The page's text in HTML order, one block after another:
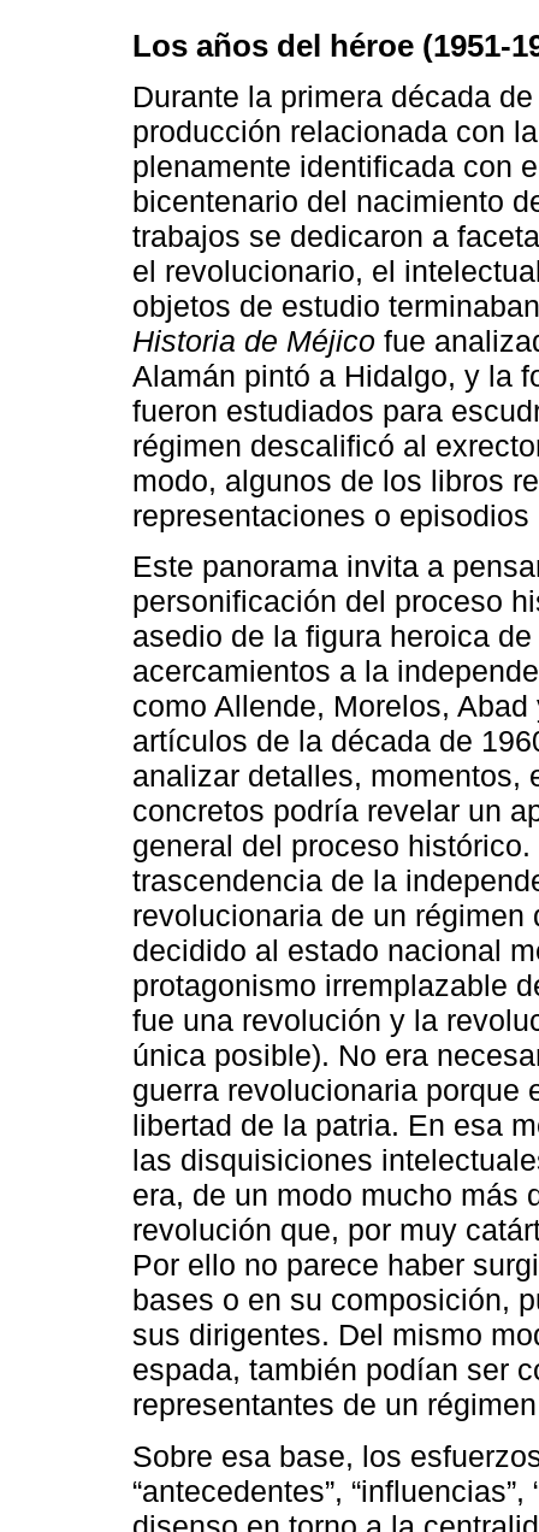
Los años del héroe (1951-
Durante la primera década
producción relacionada con
plenamente identificada con
bicentenario del nacimiento
trabajos se dedicaron a
el revolucionario, el
objetos de estudio
Historia de Méjico fue
Alamán pintó a Hidalgo, y la
fueron estudiados para
régimen descalificó al
modo, algunos de los libros
representaciones o episodios
Este panorama invita a
personificación del proceso
asedio de la figura heroica
acercamientos a la
como Allende, Morelos,
artículos de la década de
analizar detalles, momentos,
concretos podría revelar un
general del proceso
trascendencia de la
revolucionaria de un
decidido al estado nacional
protagonismo irremplazable
fue una revolución y la
única posible). No era
guerra revolucionaria porque
libertad de la patria. En esa
las disquisiciones
era, de un modo mucho más
revolución que, por muy
Por ello no parece haber
bases o en su composición,
sus dirigentes. Del mismo
espada, también podían ser
representantes de un
Sobre esa base, los
“antecedentes”,